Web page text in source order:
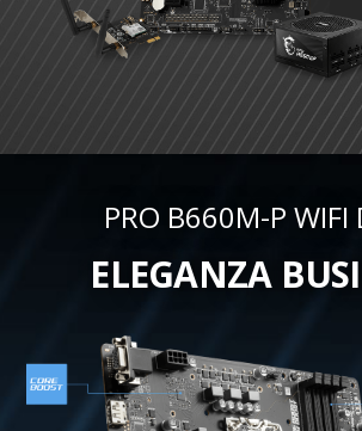
PRO B660M-P WIFI
ELEGANZA